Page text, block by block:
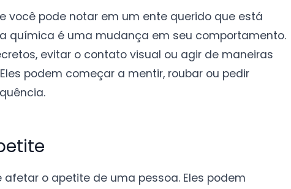
você pode notar em um ente querido que está
química é uma mudança em seu comportamento.
evitar o contato visual ou agir de maneiras
podem começar a mentir, roubar ou pedir
o apetite de uma pessoa. Eles podem